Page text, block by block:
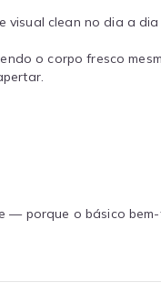
clean no dia a
o corpo fresco
— porque o básico